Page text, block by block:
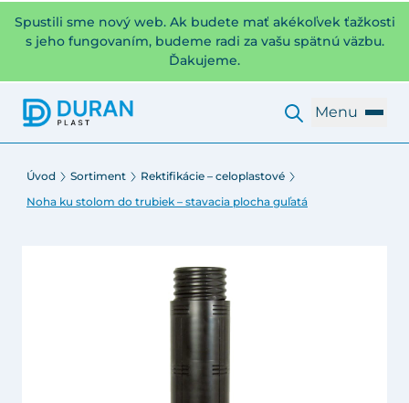
Spustili sme nový web. Ak budete mať akékoľvek ťažkosti
s jeho fungovaním, budeme radi za vašu spätnú väzbu.
Ďakujeme.
Menu
Úvod Sortiment
Rektifikácie – celoplastové
Noha ku stolom do trubiek – stavacia plocha guľatá